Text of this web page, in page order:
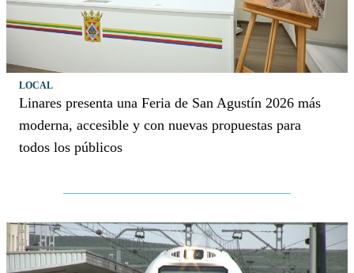
LOCAL
Linares presenta una Feria de San Agustín 2026 más
moderna, accesible y con nuevas propuestas para
todos los públicos